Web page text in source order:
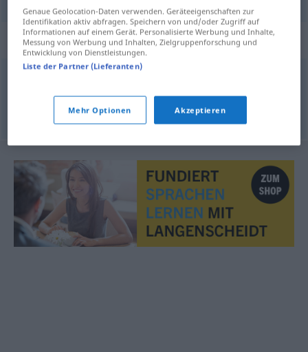
Synonyme für "befristet"
© OpenThesaurus.de
Genaue Geolocation-Daten verwenden. Geräteeigenschaften zur
Identifikation aktiv abfragen. Speichern von und/oder Zugriff auf
Informationen auf einem Gerät. Personalisierte Werbung und Inhalte,
Messung von Werbung und Inhalten, Zielgruppenforschung und
Entwicklung von Dienstleistungen.
Liste der Partner (Lieferanten)
Mehr Optionen Akzeptieren